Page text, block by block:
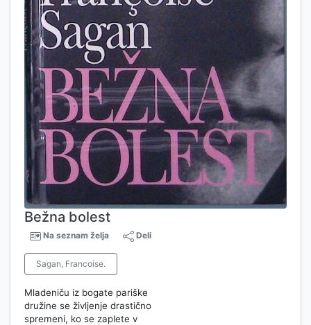
Bežna bolest
Na seznam želja Deli
Sagan, Francoise.
Mladeniču iz bogate pariške
družine se življenje drastično
spremeni, ko se zaplete v